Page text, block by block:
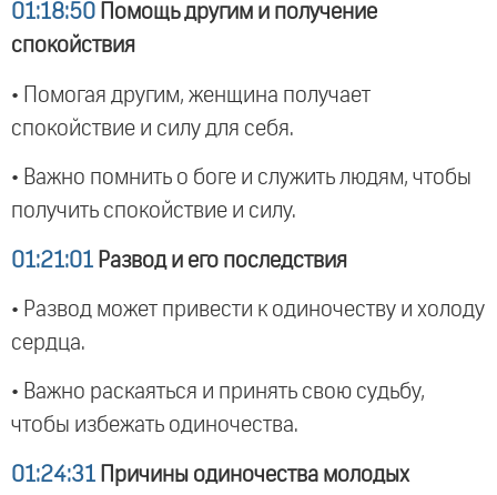
01:18:50 Помощь другим и получение
спокойствия
• Помогая другим, женщина получает
спокойствие и силу для себя.
• Важно помнить о боге и служить людям, чтобы
получить спокойствие и силу.
01:21:01 Развод и его последствия
• Развод может привести к одиночеству и холоду
сердца.
• Важно раскаяться и принять свою судьбу,
чтобы избежать одиночества.
01:24:31 Причины одиночества молодых